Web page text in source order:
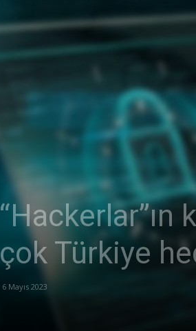
“Hackerlar”ın
çok Türkiye
6 Mayıs 2023